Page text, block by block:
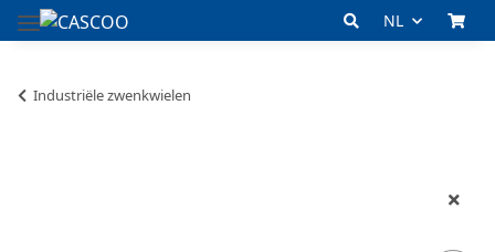
NL
Industriële zwenkwielen